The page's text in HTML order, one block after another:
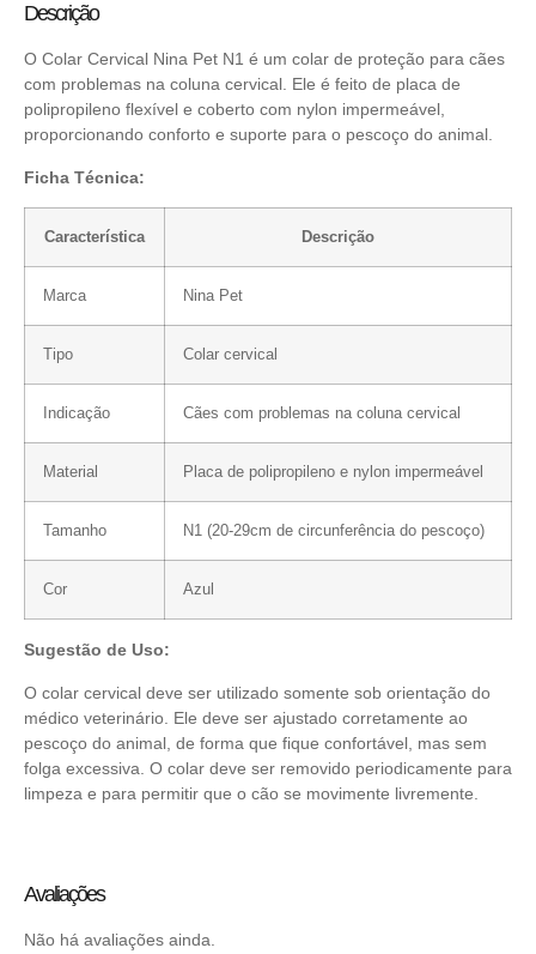
Descrição
O Colar Cervical Nina Pet N1 é um colar de proteção para cães
com problemas na coluna cervical. Ele é feito de placa de
polipropileno flexível e coberto com nylon impermeável,
proporcionando conforto e suporte para o pescoço do animal.
Ficha Técnica:
Característica Descrição
Marca Nina Pet
Tipo Colar cervical
Indicação Cães com problemas na coluna cervical
Material Placa de polipropileno e nylon impermeável
Tamanho N1 (20-29cm de circunferência do pescoço)
Cor Azul
Sugestão de Uso:
O colar cervical deve ser utilizado somente sob orientação do
médico veterinário. Ele deve ser ajustado corretamente ao
pescoço do animal, de forma que fique confortável, mas sem
folga excessiva. O colar deve ser removido periodicamente para
limpeza e para permitir que o cão se movimente livremente.
Avaliações
Não há avaliações ainda.